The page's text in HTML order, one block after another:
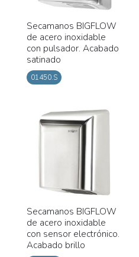
Secamanos BIGFLOW
de acero inoxidable
con pulsador. Acabado
satinado
01450.S
Secamanos BIGFLOW
de acero inoxidable
con sensor electrónico.
Acabado brillo